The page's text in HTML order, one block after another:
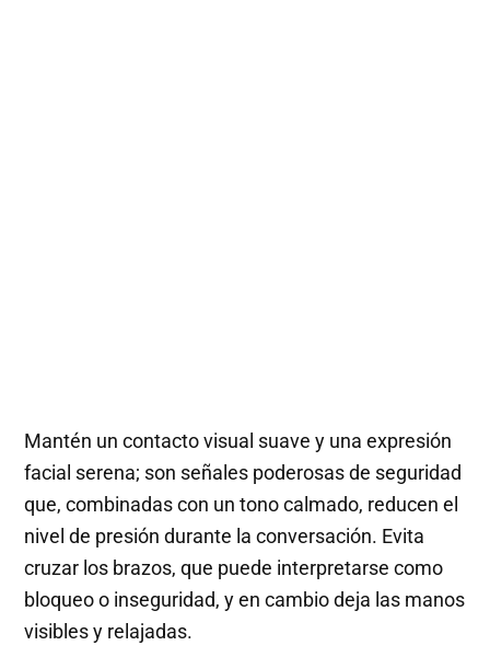
Mantén un contacto visual suave y una expresión
facial serena; son señales poderosas de seguridad
que, combinadas con un tono calmado, reducen el
nivel de presión durante la conversación. Evita
cruzar los brazos, que puede interpretarse como
bloqueo o inseguridad, y en cambio deja las manos
visibles y relajadas.